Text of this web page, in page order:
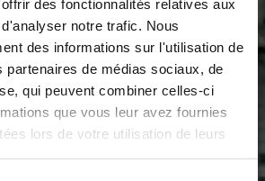
des fonctionnalités relatives aux
notre trafic. Nous
des informations sur l'utilisation de
partenaires de médias sociaux, de
qui peuvent combiner celles-ci
que vous leur avez fournies
lors de votre utilisation de leurs
Chicks on
move
Iewecht Strooss, 6695 Mompach